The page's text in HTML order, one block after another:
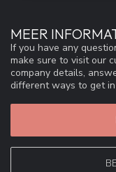
MEER
If you have any
make sure to visit our
company details,
different ways to get